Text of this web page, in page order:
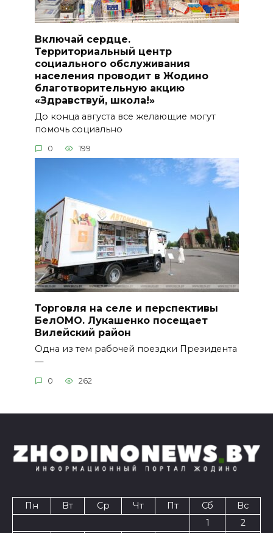
Включай сердце.
Территориальный центр
социального обслуживания
населения проводит в Жодино
благотворительную акцию
«Здравствуй, школа!»
До конца августа все желающие могут
помочь социально
0 199
Торговля на селе и перспективы
БелОМО. Лукашенко посещает
Вилейский район
Одна из тем рабочей поездки Президента
—
0 262
Пн Вт Ср Чт Пт Сб
Вс
1
2